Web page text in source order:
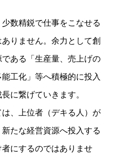
数精鋭で仕事をこなせる
りません。余力として創
ある「生産量、売上げの
工化」等へ積極的に投入
に繋げていきます。
、上位者（デキる人）が
たな経営資源へ投入する
にするのではありませ